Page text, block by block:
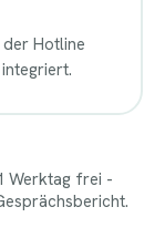
Hotline
Werktag frei -